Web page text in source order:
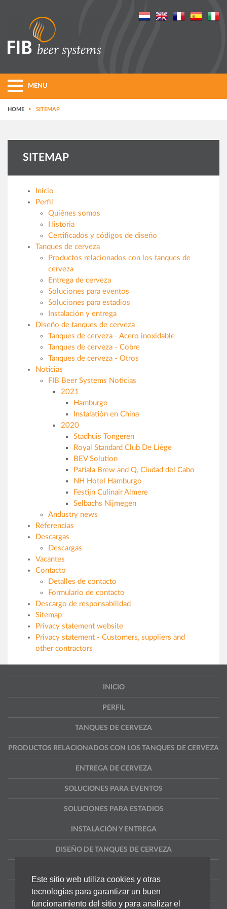
Este sitio web utiliza cookies y otras
tecnologías para garantizar un buen
funcionamiento del sitio y para analizar el
MENU
HOME SITEMAP
SITEMAP
Inicio
Perfil
Quiénes somos
Historia
Certificados y códigos de diseño
Tanques de cerveza
Productos relacionados con los tanques de
cerveza
Entrega de cerveza
Soluciones para eventos
Soluciones para estadios
Instalación y entrega
Diseño de tanques de cerveza
Tanques de cerveza - Acero inoxidable
Tanques de cerveza - Cobre
Tanques de cerveza - Otros
Noticias
FIB Beer Systems Noticias
2021
Hamburgo
Instalatión en China
2020
Stadhuis Tongeren
Royal Standard Club De Liège
BEV Solution
Patiala Brew and Q, Ciudad del Cabo
NH Hotel Hamburgo
Festijn Culinair Almere
Selbachs Nijmegen
Andustry news
Referencias
Descargas
Descargas
Vacantes
Contacto
Detalles de contacto
Formulario de contacto
Descargo de responsabilidad
Sitemap
Privacy statement website
Privacy statement - Customers, suppliers and
other contractors
INICIO
PERFIL
TANQUES DE CERVEZA
PRODUCTOS RELACIONADOS CON LOS TANQUES DE CERVEZA
ENTREGA DE CERVEZA
SOLUCIONES PARA EVENTOS
SOLUCIONES PARA ESTADIOS
INSTALACIÓN Y ENTREGA
DISEÑO DE TANQUES DE CERVEZA
CONTACTO